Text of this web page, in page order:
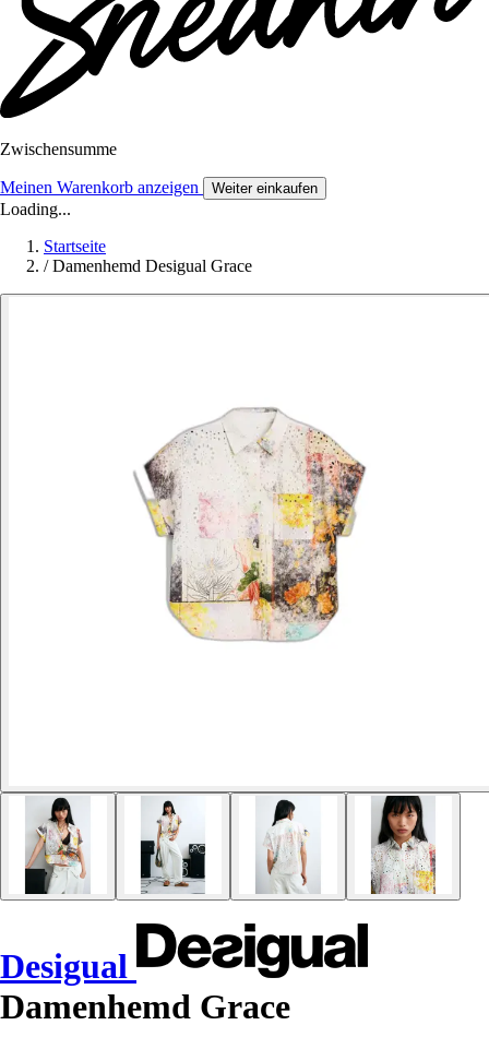
Zwischensumme
Meinen Warenkorb anzeigen Weiter einkaufen
Loading...
Startseite
/ Damenhemd Desigual Grace
Desigual
Damenhemd Grace